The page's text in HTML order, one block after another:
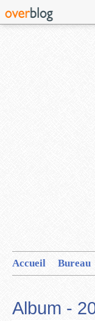
Accueil Bureau
Album -